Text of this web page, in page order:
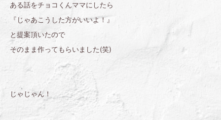
ある話をチョコくんママにしたら
『じゃあこうした方がいいよ！』
と提案頂いたので
そのまま作ってもらいました(笑)
じゃじゃん！